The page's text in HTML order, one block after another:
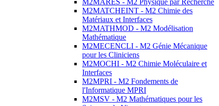
M2MARES - M2 Physique par Recherche
M2MATCHEINT - M2 Chimie des
Matériaux et Interfaces
M2MATHMOD - M2 Modélisation
Mathématique
M2MECENCLI - M2 Génie Mécanique
pour les Cliniciens
M2MOCHI - M2 Chimie Moléculaire et
Interfaces
M2MPRI - M2 Fondements de
l'Informatique MPRI
M2MSV - M2 Mathématiques pour les